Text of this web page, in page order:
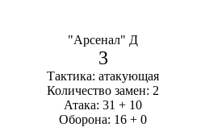
"Арсенал" Д
3
Тактика: атакующая
Количество замен: 2
Атака: 31 + 10
Оборона: 16 + 0